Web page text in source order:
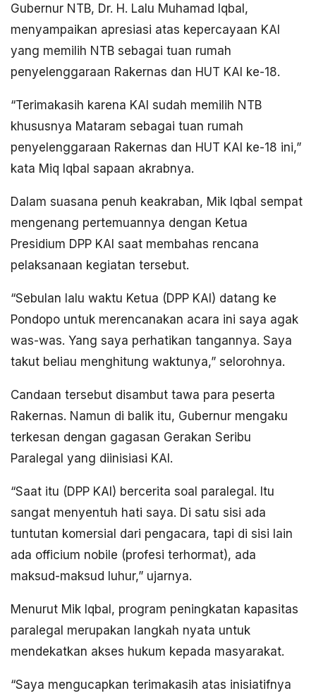
Gubernur NTB, Dr. H. Lalu Muhamad Iqbal,
menyampaikan apresiasi atas kepercayaan KAI
yang memilih NTB sebagai tuan rumah
penyelenggaraan Rakernas dan HUT KAI ke-18.
“Terimakasih karena KAI sudah memilih NTB
khususnya Mataram sebagai tuan rumah
penyelenggaraan Rakernas dan HUT KAI ke-18 ini,”
kata Miq Iqbal sapaan akrabnya.
Dalam suasana penuh keakraban, Mik Iqbal sempat
mengenang pertemuannya dengan Ketua
Presidium DPP KAI saat membahas rencana
pelaksanaan kegiatan tersebut.
“Sebulan lalu waktu Ketua (DPP KAI) datang ke
Pondopo untuk merencanakan acara ini saya agak
was-was. Yang saya perhatikan tangannya. Saya
takut beliau menghitung waktunya,” selorohnya.
Candaan tersebut disambut tawa para peserta
Rakernas. Namun di balik itu, Gubernur mengaku
terkesan dengan gagasan Gerakan Seribu
Paralegal yang diinisiasi KAI.
“Saat itu (DPP KAI) bercerita soal paralegal. Itu
sangat menyentuh hati saya. Di satu sisi ada
tuntutan komersial dari pengacara, tapi di sisi lain
ada officium nobile (profesi terhormat), ada
maksud-maksud luhur,” ujarnya.
Menurut Mik Iqbal, program peningkatan kapasitas
paralegal merupakan langkah nyata untuk
mendekatkan akses hukum kepada masyarakat.
“Saya mengucapkan terimakasih atas inisiatifnya